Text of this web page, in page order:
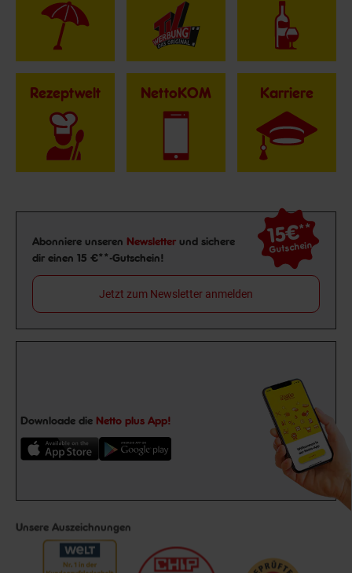
Rezeptwelt NettoKOM Karriere
Newsletter Anmeldung
Abonniere unseren Newsletter und sichere
dir einen 15 €**-Gutschein!
15€**
Gutschein
Jetzt zum Newsletter anmelden
Downloade die Netto plus App!
Unsere Auszeichnungen